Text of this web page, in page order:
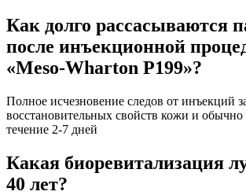
Как долго рассасываются
после инъекционной
«Meso-Wharton P199»?
Полное исчезновение следов от инъекций
восстановительных свойств кожи и обычно
течение 2-7 дней
Какая биоревитализация
40 лет?